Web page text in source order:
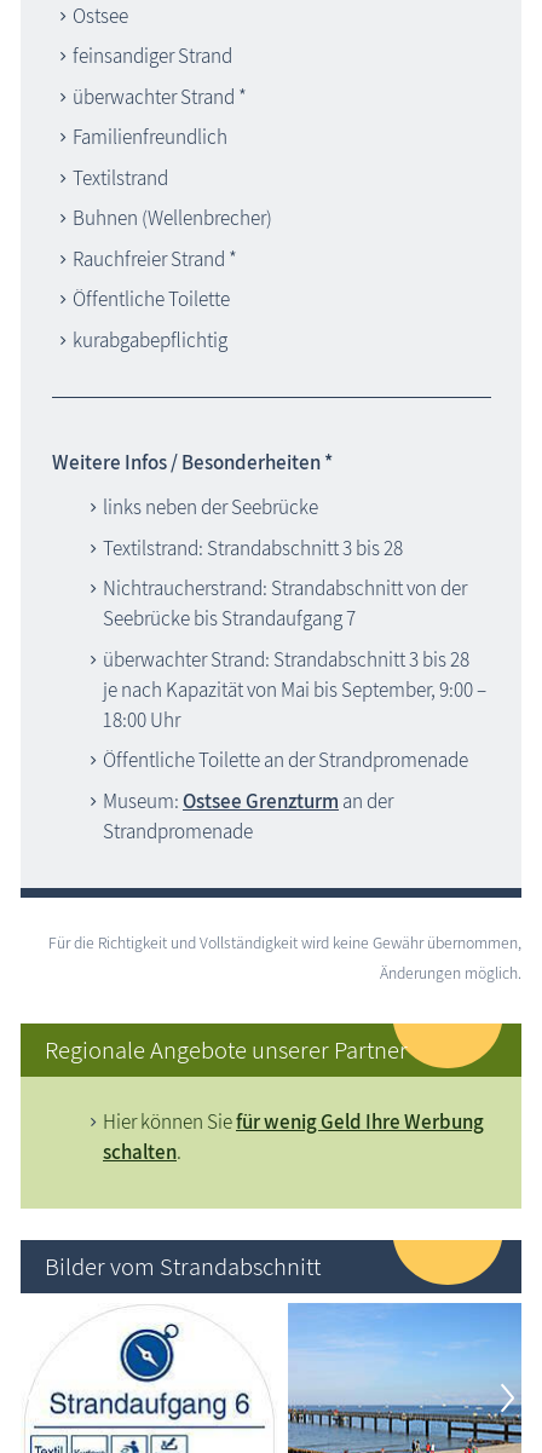
Ostsee
feinsandiger Strand
überwachter Strand *
Familienfreundlich
Textilstrand
Buhnen (Wellenbrecher)
Rauchfreier Strand *
Öffentliche Toilette
kurabgabepflichtig
Weitere Infos / Besonderheiten *
links neben der Seebrücke
Textilstrand: Strandabschnitt 3 bis 28
Nichtraucherstrand: Strandabschnitt von der
Seebrücke bis Strandaufgang 7
überwachter Strand: Strandabschnitt 3 bis 28
je nach Kapazität von Mai bis September, 9:00 –
18:00 Uhr
Öffentliche Toilette an der Strandpromenade
Museum: Ostsee Grenzturm an der
Strandpromenade
Für die Richtigkeit und Vollständigkeit wird keine Gewähr übernommen,
Änderungen möglich.
Regionale Angebote unserer Partner
Hier können Siefür wenig Geld Ihre Werbung
schalten.
Bilder vom Strandabschnitt